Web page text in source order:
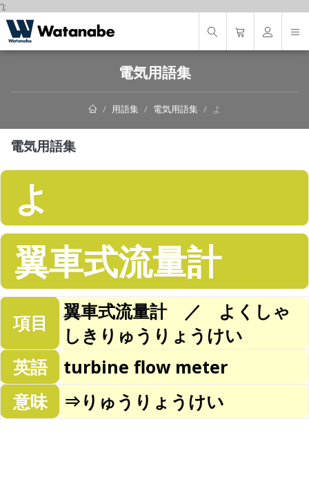
');
電気用語集
用語集 電気用語集 よ
電気用語集
よ
翼車式流量計
項目
翼車式流量計 ／ よくしゃ
しきりゅうりょうけい
英語
turbine flow meter
意味
⇒りゅうりょうけい